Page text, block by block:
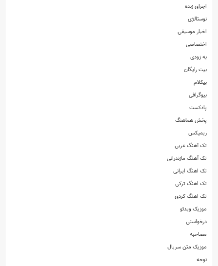
اجرای زنده
نوستالژی
اخبار موسیقی
اختصاصی
به زودی
بیت رایگان
بیکلام
بیوگرافی
پادکست
پخش هماهنگ
ریمیکس
تک آهنگ عربی
تک آهنگ مازندرانی
تک اهنگ ایرانی
تک اهنگ ترکی
تک اهنگ کردی
موزیک ویدئو
درخواستی
مصاحبه
موزیک متن سریال
نوحه